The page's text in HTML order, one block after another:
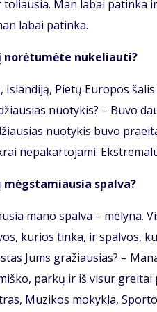
toliausia. Man labai patinka
labai patinka.
norėtumėte nukeliauti?
Islandiją, Pietų Europos
nuotykis? – Buvo
nuotykis buvo
nepakartojami.
mėgstamiausia spalva?
mano spalva – mėlyna.
kurios tinka, ir spalvos,
Jums gražiausias? –
parkų ir iš visur
Muzikos mokykla,